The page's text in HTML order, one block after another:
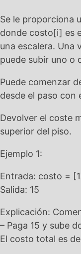
Se le proporciona
donde costo[i] es
una escalera. Una
puede subir uno o
Puede comenzar
desde el paso con
Devolver el coste
superior del piso.
Ejemplo 1:
Entrada: costo =
Salida: 15
Explicación:
– Paga 15 y sube
El costo total es de